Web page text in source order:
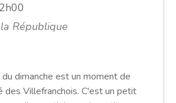
République
dimanche est un moment de
des Villefranchois. C'est un petit